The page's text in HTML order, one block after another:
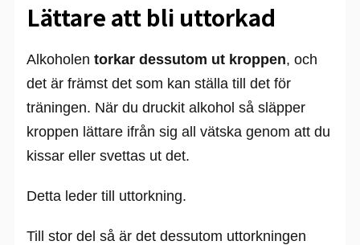
Lättare att bli uttorkad
Alkoholen torkar dessutom ut kroppen, och
det är främst det som kan ställa till det för
träningen. När du druckit alkohol så släpper
kroppen lättare ifrån sig all vätska genom att du
kissar eller svettas ut det.
Detta leder till uttorkning.
Till stor del så är det dessutom uttorkningen